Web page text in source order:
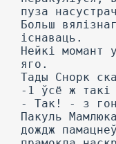
пуза
Больш
існаваць.
Нейкі момант
яго.
Тады Снорк
-1 ўсё ж такі
- Так! - з
Пакуль
дождж